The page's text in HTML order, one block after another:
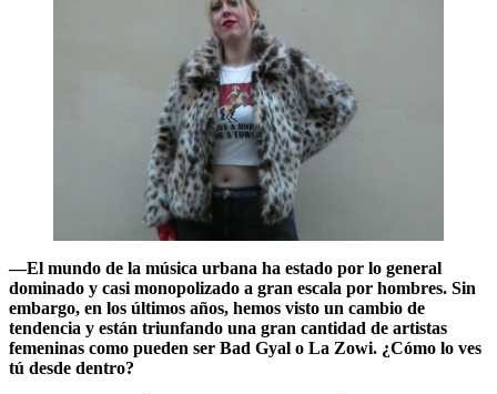
—El mundo de la música urbana ha estado por lo general
dominado y casi monopolizado a gran escala por hombres. Sin
embargo, en los últimos años, hemos visto un cambio de
tendencia y están triunfando una gran cantidad de artistas
femeninas como pueden ser Bad Gyal o La Zowi. ¿Cómo lo ves
tú desde dentro?